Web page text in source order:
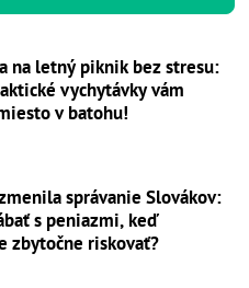
na letný piknik bez stresu:
vychytávky vám
v batohu!
správanie Slovákov:
s peniazmi, keď
zbytočne riskovať?